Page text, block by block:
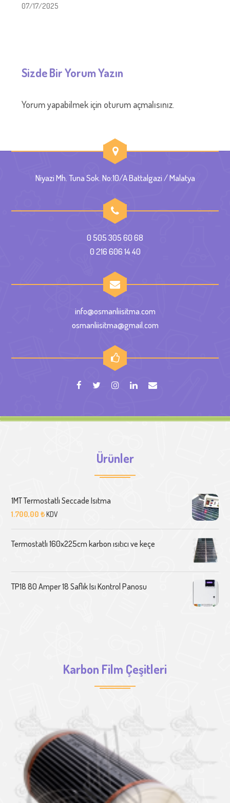
07/17/2025
Sizde Bir Yorum Yazın
Yorum yapabilmek için oturum açmalısınız.
Niyazi Mh. Tuna Sok. No:10/A Battalgazi / Malatya
0 505 305 60 68
0 216 606 14 40
info@osmanliisitma.com
osmanliisitma@gmail.com
Ürünler
1MT Termostatlı Seccade Isıtma
1.700,00₺KDV
Termostatlı 160x225cm karbon ısıtıcı ve keçe
TP18 80 Amper 18 Saflık Isı Kontrol Panosu
Karbon Film Çeşitleri